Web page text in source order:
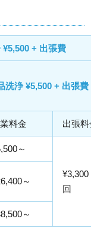
¥5,500 + 出張費
洗浄 ¥5,500 + 出張費
料金 出張
～
回
～
～